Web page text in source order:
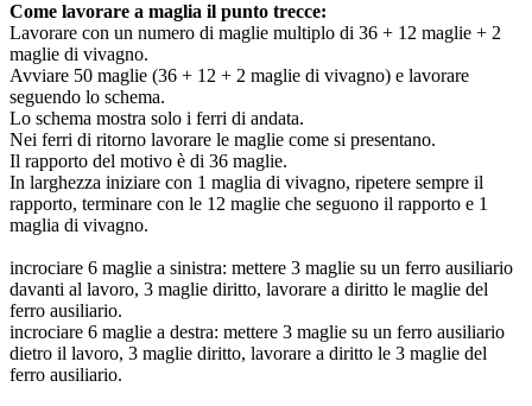
Come lavorare a maglia il punto trecce:
Lavorare con un numero di maglie multiplo di 36 + 12 maglie + 2
maglie di vivagno.
Avviare 50 maglie (36 + 12 + 2 maglie di vivagno) e lavorare
seguendo lo schema.
Lo schema mostra solo i ferri di andata.
Nei ferri di ritorno lavorare le maglie come si presentano.
Il rapporto del motivo è di 36 maglie.
In larghezza iniziare con 1 maglia di vivagno, ripetere sempre il
rapporto, terminare con le 12 maglie che seguono il rapporto e 1
maglia di vivagno.
incrociare 6 maglie a sinistra: mettere 3 maglie su un ferro ausiliario
davanti al lavoro, 3 maglie diritto, lavorare a diritto le maglie del
ferro ausiliario.
incrociare 6 maglie a destra: mettere 3 maglie su un ferro ausiliario
dietro il lavoro, 3 maglie diritto, lavorare a diritto le 3 maglie del
ferro ausiliario.